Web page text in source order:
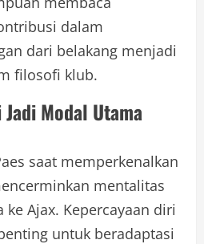
dalam
dari belakang menjadi
filosofi klub.
Modal Utama
saat memperkenalkan
mentalitas
Ajax. Kepercayaan diri
untuk beradaptasi